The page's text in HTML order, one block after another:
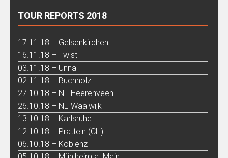
TOUR REPORTS 2018
17.11.18 – Gelsenkirchen
16.11.18 – Twist
03.11.18 – Unna
02.11.18 – Buchholz
27.10.18 – NL-Heerenveen
26.10.18 – NL-Waalwijk
13.10.18 – Karlsruhe
12.10.18 – Pratteln (CH)
06.10.18 – Koblenz